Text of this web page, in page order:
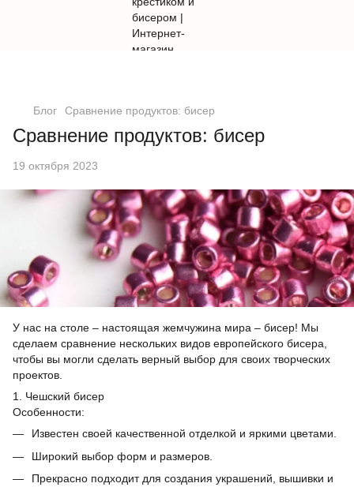
Блог Сравнение продуктов: бисер
Сравнение продуктов: бисер
19 октября 2023
У нас на столе – настоящая жемчужина мира – бисер! Мы
сделаем сравнение нескольких видов европейского бисера,
чтобы вы могли сделать верный выбор для своих творческих
проектов.
1. Чешский бисер
Особенности:
Известен своей качественной отделкой и яркими цветами.
Широкий выбор форм и размеров.
Прекрасно подходит для создания украшений, вышивки и